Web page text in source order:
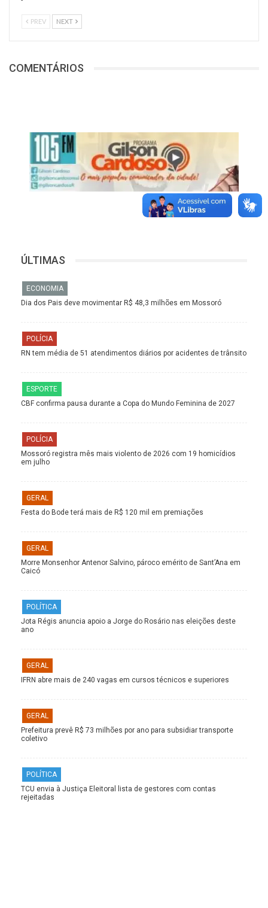
PREV NEXT
COMENTÁRIOS
ÚLTIMAS
ECONOMIA
Dia dos Pais deve movimentar R$ 48,3 milhões em Mossoró
POLÍCIA
RN tem média de 51 atendimentos diários por acidentes de trânsito
ESPORTE
CBF confirma pausa durante a Copa do Mundo Feminina de 2027
POLÍCIA
Mossoró registra mês mais violento de 2026 com 19 homicídios
em julho
GERAL
Festa do Bode terá mais de R$ 120 mil em premiações
GERAL
Morre Monsenhor Antenor Salvino, pároco emérito de Sant’Ana em
Caicó
POLÍTICA
Jota Régis anuncia apoio a Jorge do Rosário nas eleições deste
ano
GERAL
IFRN abre mais de 240 vagas em cursos técnicos e superiores
GERAL
Prefeitura prevê R$ 73 milhões por ano para subsidiar transporte
coletivo
POLÍTICA
TCU envia à Justiça Eleitoral lista de gestores com contas
rejeitadas